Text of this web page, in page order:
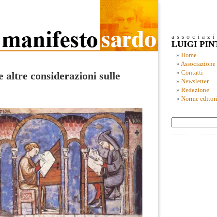
altre considerazioni sulle
LUIGI
Home
Associazione
Contatti
Newsletter
Redazione
Norme